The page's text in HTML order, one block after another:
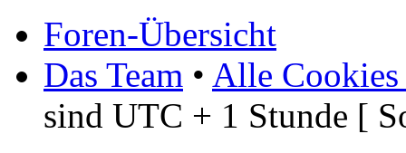
Foren-Übersicht
Das Team • Alle Cookies
sind UTC + 1 Stunde [